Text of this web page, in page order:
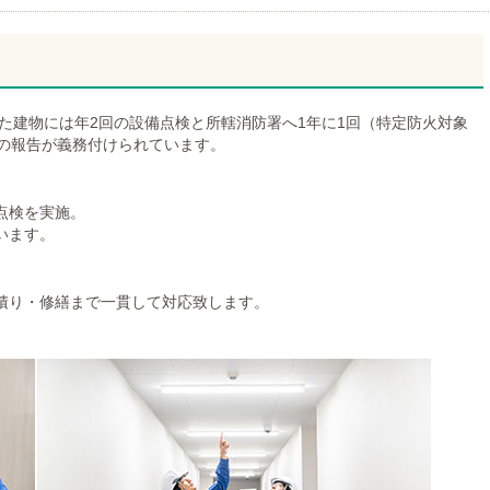
建物には年2回の設備点検と所轄消防署へ1年に1回（特定防火対象
告が義務付けられています。
を実施。
す。
・修繕まで一貫して対応致します。